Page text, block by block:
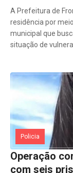
A Prefeitura de
residência por
municipal que
situação de
Policia
Operação
com seis